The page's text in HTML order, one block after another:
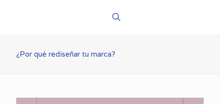
¿Por qué rediseñar tu marca?